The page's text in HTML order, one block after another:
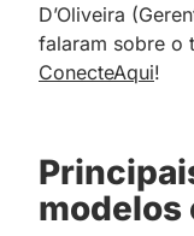
D’Oliveira
falaram sobre o
ConecteAqui!
modelos